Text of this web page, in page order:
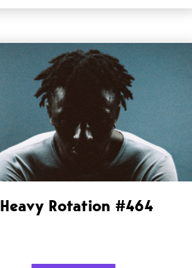
Heavy Rotation #464